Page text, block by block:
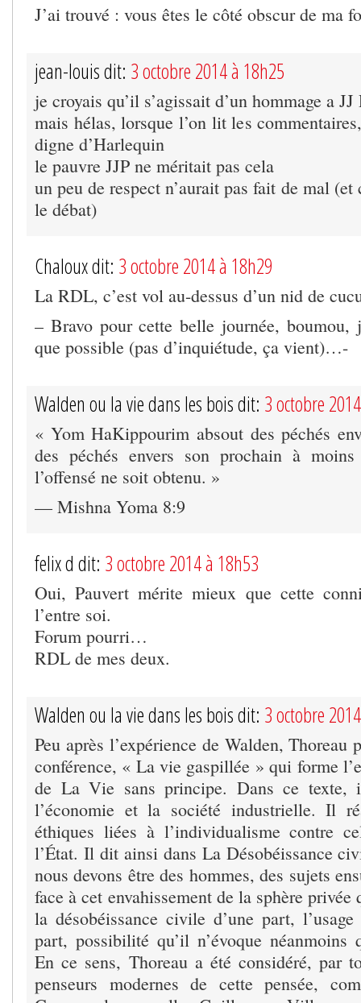
J’ai trouvé : vous êtes le côté obscur de ma
jean-louis dit: 3 octobre 2014 à 18h25
je croyais qu’il s’agissait d’un hommage a
mais hélas, lorsque l’on lit les
digne d’Harlequin
le pauvre JJP ne méritait pas cela
un peu de respect n’aurait pas fait de mal
le débat)
Chaloux dit: 3 octobre 2014 à 18h29
La RDL, c’est vol au-dessus d’un nid de
– Bravo pour cette belle journée,
que possible (pas d’inquiétude, ça vient)…-
Walden ou la vie dans les bois dit: 3 octobre
« Yom HaKippourim absout des péchés
des péchés envers son prochain à
l’offensé ne soit obtenu. »
— Mishna Yoma 8:9
felix d dit: 3 octobre 2014 à 18h53
Oui, Pauvert mérite mieux que cette
l’entre soi.
Forum pourri…
RDL de mes deux.
Walden ou la vie dans les bois dit: 3 octobre
Peu après l’expérience de Walden, Thoreau
conférence, « La vie gaspillée » qui forme
de La Vie sans principe. Dans ce texte,
l’économie et la société industrielle. Il
éthiques liées à l’individualisme contre
l’État. Il dit ainsi dans La Désobéissance
nous devons être des hommes, des sujets
face à cet envahissement de la sphère
la désobéissance civile d’une part,
part, possibilité qu’il n’évoque néanmoins
En ce sens, Thoreau a été considéré, par
penseurs modernes de cette pensée,